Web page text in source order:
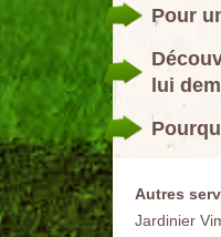
Pour
lui
Autres
Jardinier